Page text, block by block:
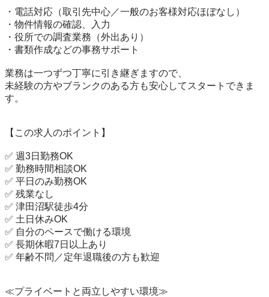
・電話対応（取引先中心／一般のお客様対応ほぼなし）
・物件情報の確認、入力
・役所での調査業務（外出あり）
・書類作成などの事務サポート
業務は一つずつ丁寧に引き継ぎますので、
未経験の方やブランクのある方も安心してスタートできま
す。
【この求人のポイント】
✅ 週3日勤務OK
✅ 勤務時間相談OK
✅ 平日のみ勤務OK
✅ 残業なし
✅ 津田沼駅徒歩4分
✅ 土日休みOK
✅ 自分のペースで働ける環境
✅ 長期休暇7日以上あり
✅ 年齢不問／定年退職後の方も歓迎
≪プライベートと両立しやすい環境≫